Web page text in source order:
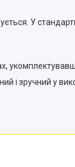
У
і зручний у